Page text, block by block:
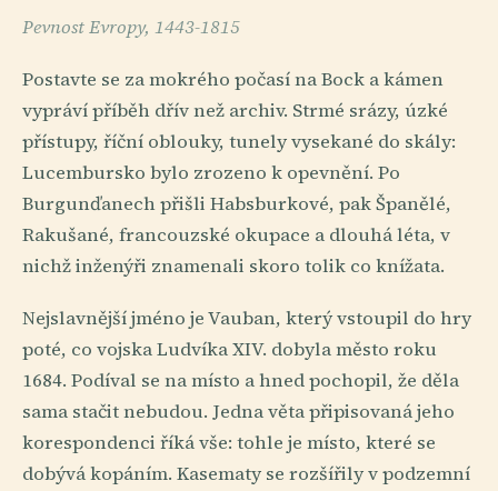
Pevnost Evropy, 1443-1815
Postavte se za mokrého počasí na Bock a kámen
vypráví příběh dřív než archiv. Strmé srázy, úzké
přístupy, říční oblouky, tunely vysekané do skály:
Lucembursko bylo zrozeno k opevnění. Po
Burgunďanech přišli Habsburkové, pak Španělé,
Rakušané, francouzské okupace a dlouhá léta, v
nichž inženýři znamenali skoro tolik co knížata.
Nejslavnější jméno je Vauban, který vstoupil do hry
poté, co vojska Ludvíka XIV. dobyla město roku
1684. Podíval se na místo a hned pochopil, že děla
sama stačit nebudou. Jedna věta připisovaná jeho
korespondenci říká vše: tohle je místo, které se
dobývá kopáním. Kasematy se rozšířily v podzemní